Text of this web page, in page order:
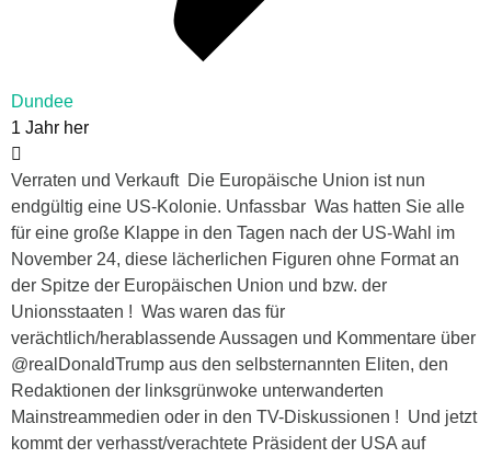
Dundee
1 Jahr her
Verraten und Verkauft Die Europäische Union ist nun
endgültig eine US-Kolonie. Unfassbar Was hatten Sie alle
für eine große Klappe in den Tagen nach der US-Wahl im
November 24, diese lächerlichen Figuren ohne Format an
der Spitze der Europäischen Union und bzw. der
Unionsstaaten ! Was waren das für
verächtlich/herablassende Aussagen und Kommentare über
@realDonaldTrump aus den selbsternannten Eliten, den
Redaktionen der linksgrünwoke unterwanderten
Mainstreammedien oder in den TV-Diskussionen ! Und jetzt
kommt der verhasst/verachtete Präsident der USA auf